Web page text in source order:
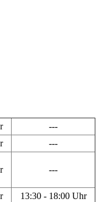
---
---
---
13:30 - 18:00 Uhr